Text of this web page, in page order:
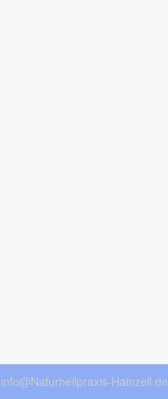
info@Naturheilpraxis-Hainzell.de